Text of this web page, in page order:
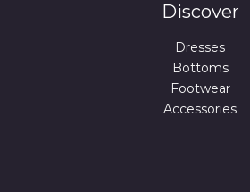
Discover
Dresses
Bottoms
Footwear
Accessories